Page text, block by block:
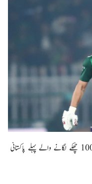
صاحبزادہ فرحان ایک سال میں ٹی ٹوئنٹی کرکٹ میں 100 چھکے لگانے والے پہلے پاکستانی